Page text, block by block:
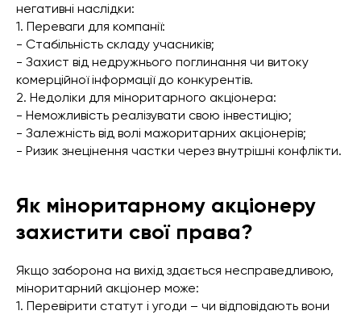
негативні наслідки:
1. Переваги для компанії:
- Стабільність складу учасників;
- Захист від недружнього поглинання чи витоку
комерційної інформації до конкурентів.
2. Недоліки для міноритарного акціонера:
- Неможливість реалізувати свою інвестицію;
- Залежність від волі мажоритарних акціонерів;
- Ризик знецінення частки через внутрішні конфлікти.
Як міноритарному акціонеру
захистити свої права?
Якщо заборона на вихід здається несправедливою,
міноритарний акціонер може:
1. Перевірити статут і угоди – чи відповідають вони